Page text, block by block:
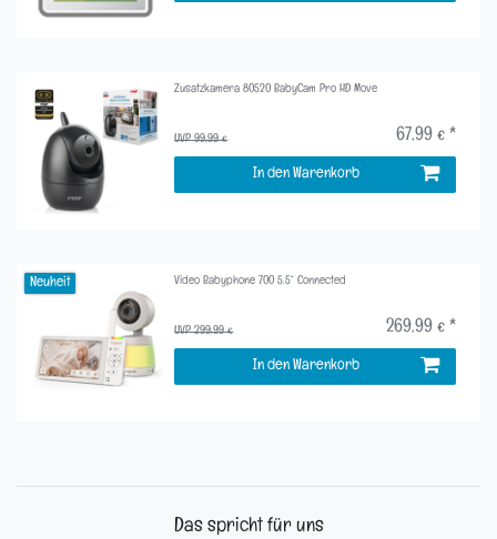
Zusatzkamera 80520 BabyCam Pro HD Move
UVP 99,99 € 67,99 € *
In den Warenkorb
Neuheit Video Babyphone 700 5.5“ Connected
UVP 299,99 € 269,99 € *
In den Warenkorb
Das spricht für uns